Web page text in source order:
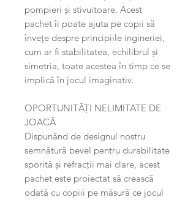
pompieri și stivuitoare. Acest
pachet îi poate ajuta pe copii să
învețe despre principiile ingineriei,
cum ar fi stabilitatea, echilibrul și
simetria, toate acestea în timp ce se
implică în jocul imaginativ.
OPORTUNITĂȚI NELIMITATE DE
JOACĂ
Dispunând de designul nostru
semnătură bevel pentru durabilitate
sporită și refracții mai clare, acest
pachet este proiectat să crească
odată cu copiii pe măsură ce jocul